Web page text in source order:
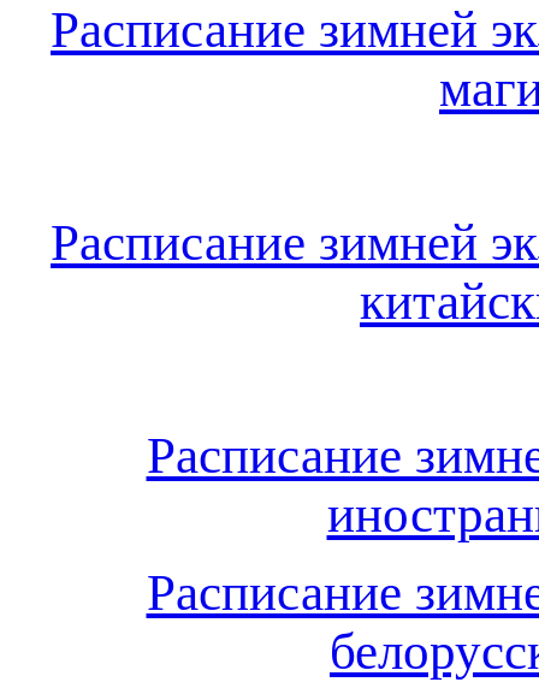
Расписание зимней
Расписание зимней
Расписание
Расписание